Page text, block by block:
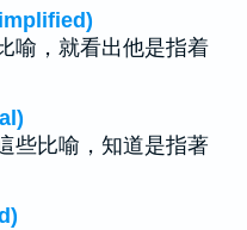
喻，就看出他是指着
些比喻，知道是指著